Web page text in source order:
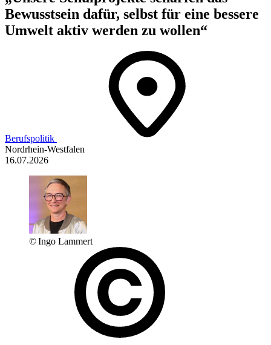
Bewusstsein dafür, selbst für eine bessere
Umwelt aktiv werden zu wollen“
Berufspolitik
Nordrhein-Westfalen
16.07.2026
© Ingo Lammert